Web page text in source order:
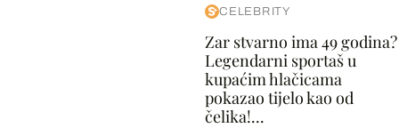
CELEBRITY
Zar stvarno ima 49 godina?
Legendarni sportaš u
kupaćim hlačicama
pokazao tijelo kao od
čelika!...